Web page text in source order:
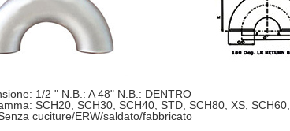
1/2 " N.B.: A 48" N.B.: DENTRO
SCH20, SCH30, SCH40, STD, SCH80, XS,
cuciture/ERW/saldato/fabbricato